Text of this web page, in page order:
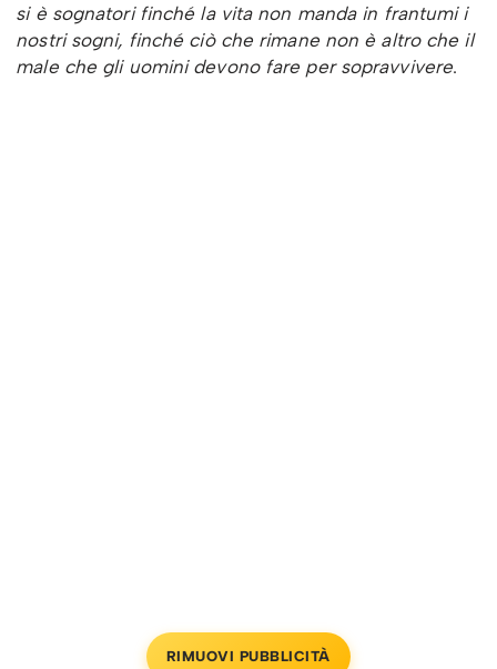
si è sognatori finché la vita non manda in frantumi i
nostri sogni, finché ciò che rimane non è altro che il
male che gli uomini devono fare per sopravvivere.
RIMUOVI PUBBLICITÀ